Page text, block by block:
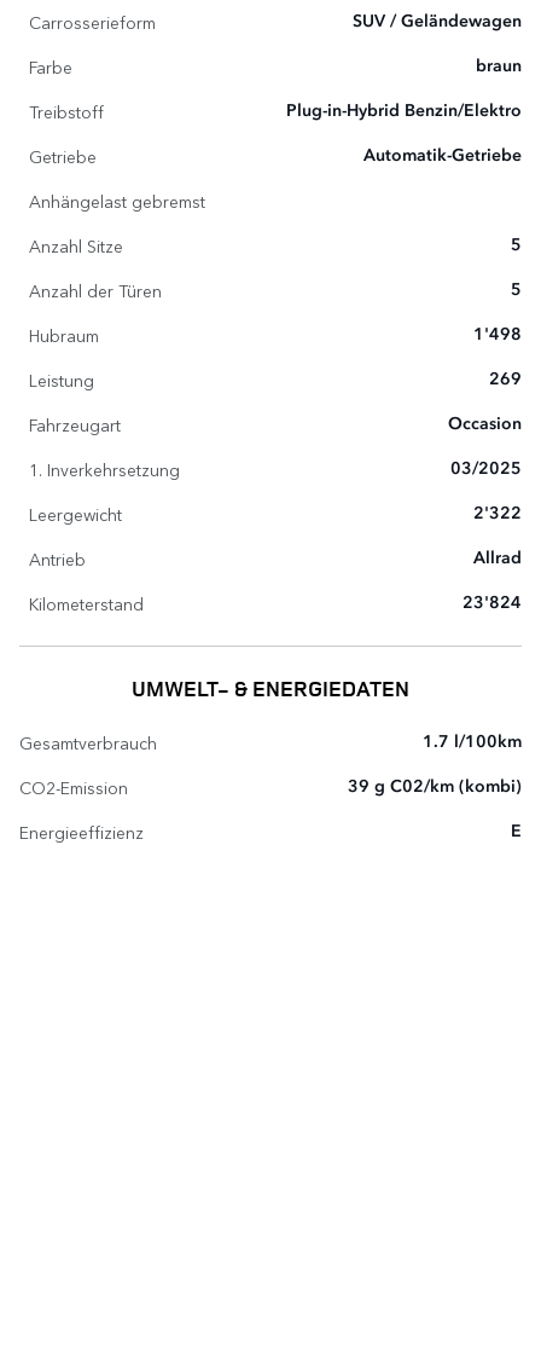
Carrosserieform SUV / Geländewagen
Farbe braun
Treibstoff Plug-in-Hybrid Benzin/Elektro
Getriebe Automatik-Getriebe
Anhängelast gebremst
Anzahl Sitze
5
Anzahl der Türen 5
Hubraum 1'498
Leistung 269
Fahrzeugart Occasion
1. Inverkehrsetzung 03/2025
Leergewicht 2'322
Antrieb Allrad
Kilometerstand 23'824
UMWELT- & ENERGIEDATEN
Gesamtverbrauch 1.7 l/100km
CO2-Emission 39 g C02/km (kombi)
Energieeffizienz E